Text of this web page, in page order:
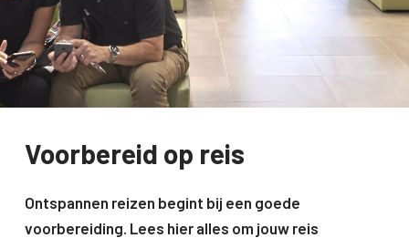
Voorbereid op reis
Ontspannen reizen begint bij een goede
voorbereiding. Lees hier alles om jouw reis